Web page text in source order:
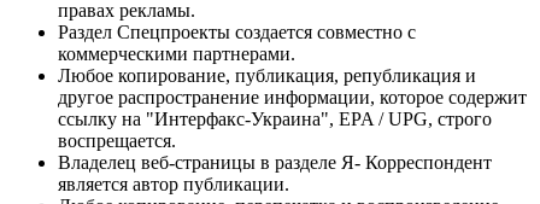
правах рекламы.
Раздел Спецпроекты создается совместно с
коммерческими партнерами.
Любое копирование, публикация, републикация и
другое распространение информации, которое содержит
ссылку на "Интерфакс-Украина", EPA / UPG, строго
воспрещается.
Владелец веб-страницы в разделе Я- Корреспондент
является автор публикации.